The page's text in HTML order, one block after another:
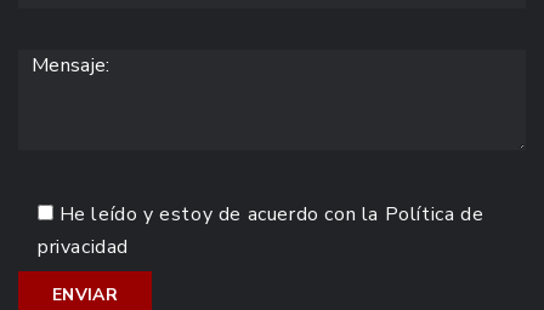
He leído y estoy de acuerdo con la Política de
privacidad